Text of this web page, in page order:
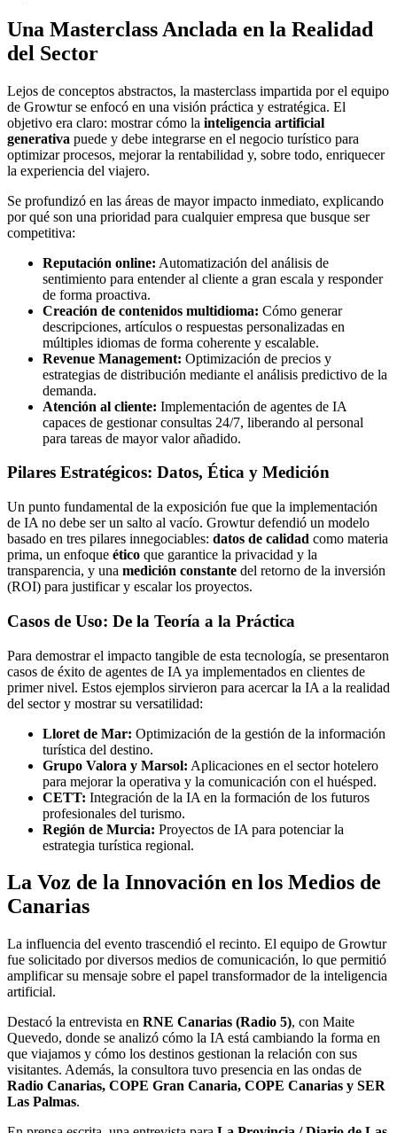
Una Masterclass Anclada en la Realidad
del Sector
Lejos de conceptos abstractos, la masterclass impartida por el equipo
de Growtur se enfocó en una visión práctica y estratégica. El
objetivo era claro: mostrar cómo la inteligencia artificial
generativa puede y debe integrarse en el negocio turístico para
optimizar procesos, mejorar la rentabilidad y, sobre todo, enriquecer
la experiencia del viajero.
Se profundizó en las áreas de mayor impacto inmediato, explicando
por qué son una prioridad para cualquier empresa que busque ser
competitiva:
Reputación online: Automatización del análisis de
sentimiento para entender al cliente a gran escala y responder
de forma proactiva.
Creación de contenidos multidioma: Cómo generar
descripciones, artículos o respuestas personalizadas en
múltiples idiomas de forma coherente y escalable.
Revenue Management: Optimización de precios y
estrategias de distribución mediante el análisis predictivo de la
demanda.
Atención al cliente: Implementación de agentes de IA
capaces de gestionar consultas 24/7, liberando al personal
para tareas de mayor valor añadido.
Pilares Estratégicos: Datos, Ética y Medición
Un punto fundamental de la exposición fue que la implementación
de IA no debe ser un salto al vacío. Growtur defendió un modelo
basado en tres pilares innegociables: datos de calidad como materia
prima, un enfoque ético que garantice la privacidad y la
transparencia, y una medición constante del retorno de la inversión
(ROI) para justificar y escalar los proyectos.
Casos de Uso: De la Teoría a la Práctica
Para demostrar el impacto tangible de esta tecnología, se presentaron
casos de éxito de agentes de IA ya implementados en clientes de
primer nivel. Estos ejemplos sirvieron para acercar la IA a la realidad
del sector y mostrar su versatilidad:
Lloret de Mar: Optimización de la gestión de la información
turística del destino.
Grupo Valora y Marsol: Aplicaciones en el sector hotelero
para mejorar la operativa y la comunicación con el huésped.
CETT: Integración de la IA en la formación de los futuros
profesionales del turismo.
Región de Murcia: Proyectos de IA para potenciar la
estrategia turística regional.
La Voz de la Innovación en los Medios de
Canarias
La influencia del evento trascendió el recinto. El equipo de Growtur
fue solicitado por diversos medios de comunicación, lo que permitió
amplificar su mensaje sobre el papel transformador de la inteligencia
artificial.
Destacó la entrevista en RNE Canarias (Radio 5), con Maite
Quevedo, donde se analizó cómo la IA está cambiando la forma en
que viajamos y cómo los destinos gestionan la relación con sus
visitantes. Además, la consultora tuvo presencia en las ondas de
Radio Canarias, COPE Gran Canaria, COPE Canarias y SER
Las Palmas.